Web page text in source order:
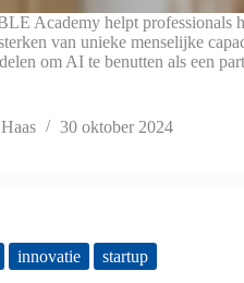
Academy helpt professionals
van unieke menselijke
om AI te benutten als een
30 oktober 2024
innovatie startup